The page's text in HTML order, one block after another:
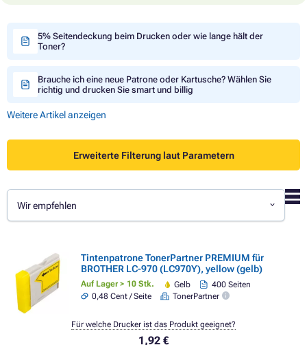
5% Seitendeckung beim Drucken oder wie lange hält der
Toner?
Brauche ich eine neue Patrone oder Kartusche? Wählen Sie
richtig und drucken Sie smart und billig
Weitere Artikel anzeigen
Erweiterte Filterung laut Parametern
Wir empfehlen
Tintenpatrone TonerPartner PREMIUM für
BROTHER LC-970 (LC970Y), yellow (gelb)
Auf Lager > 10 Stk. Gelb
400 Seiten
0,48 Cent / Seite
TonerPartner
1,92 €
Für welche Drucker ist das Produkt geeignet?